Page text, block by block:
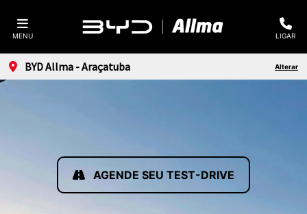
MENU LIGAR
BYD Allma - Araçatuba Alterar
AGENDE SEU TEST-DRIVE